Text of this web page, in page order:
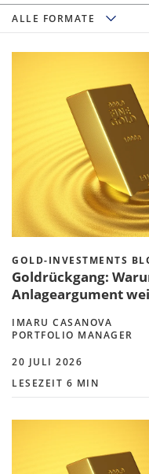
Alle Formate
ALLE FORMATE
GOLD-INVESTMENTS
Goldrückgang:
Anlageargument
IMARU CASANOVA
PORTFOLIO MANAGER
20 JULI 2026
LESEZEIT 6 MIN